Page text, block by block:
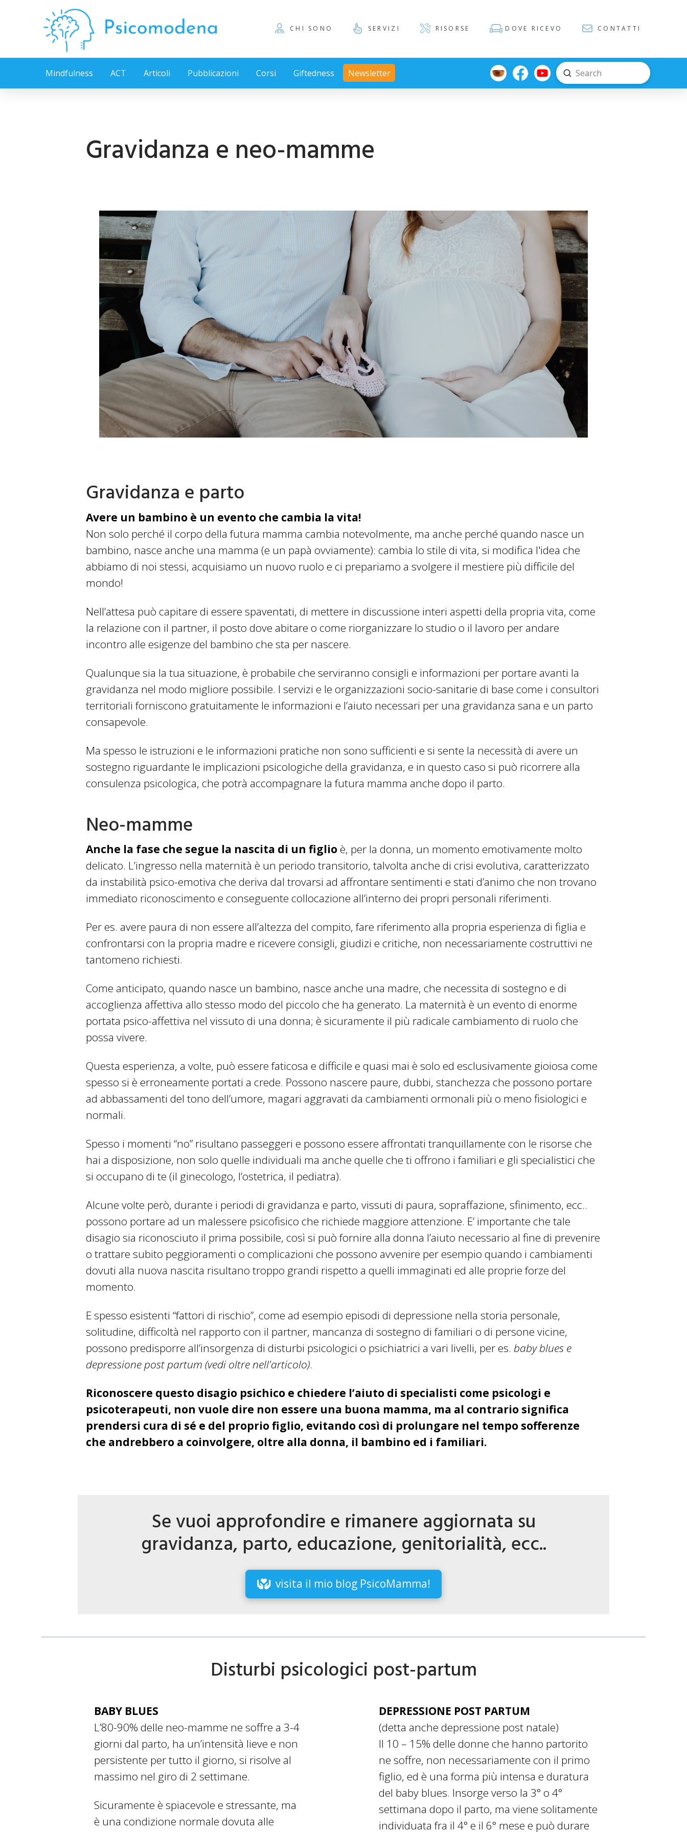
CHI SONO SERVIZI RISORSE DOVE RICEVO CONTATTI
Mindfulness ACT Articoli Pubblicazioni Corsi Giftedness Newsletter
Search
Submit
Gravidanza e neo-mamme
Gravidanza e parto
Avere un bambino è un evento che cambia la vita!
Non solo perché il corpo della futura mamma cambia notevolmente, ma anche perché quando nasce un
bambino, nasce anche una mamma (e un papà ovviamente): cambia lo stile di vita, si modifica l'idea che
abbiamo di noi stessi, acquisiamo un nuovo ruolo e ci prepariamo a svolgere il mestiere più difficile del
mondo!
Nell’attesa può capitare di essere spaventati, di mettere in discussione interi aspetti della propria vita, come
la relazione con il partner, il posto dove abitare o come riorganizzare lo studio o il lavoro per andare
incontro alle esigenze del bambino che sta per nascere.
Qualunque sia la tua situazione, è probabile che serviranno consigli e informazioni per portare avanti la
gravidanza nel modo migliore possibile. I servizi e le organizzazioni socio-sanitarie di base come i consultori
territoriali forniscono gratuitamente le informazioni e l’aiuto necessari per una gravidanza sana e un parto
consapevole.
Ma spesso le istruzioni e le informazioni pratiche non sono sufficienti e si sente la necessità di avere un
sostegno riguardante le implicazioni psicologiche della gravidanza, e in questo caso si può ricorrere alla
consulenza psicologica, che potrà accompagnare la futura mamma anche dopo il parto.
Neo-mamme
Anche la fase che segue la nascita di un figlioè, per la donna, un momento emotivamente molto
delicato. L’ingresso nella maternità è un periodo transitorio, talvolta anche di crisi evolutiva, caratterizzato
da instabilità psico-emotiva che deriva dal trovarsi ad affrontare sentimenti e stati d’animo che non trovano
immediato riconoscimento e conseguente collocazione all’interno dei propri personali riferimenti.
Per es. avere paura di non essere all’altezza del compito, fare riferimento alla propria esperienza di figlia e
confrontarsi con la propria madre e ricevere consigli, giudizi e critiche, non necessariamente costruttivi ne
tantomeno richiesti.
Come anticipato, quando nasce un bambino, nasce anche una madre, che necessita di sostegno e di
accoglienza affettiva allo stesso modo del piccolo che ha generato. La maternità è un evento di enorme
portata psico-affettiva nel vissuto di una donna; è sicuramente il più radicale cambiamento di ruolo che
possa vivere.
Questa esperienza, a volte, può essere faticosa e difficile e quasi mai è solo ed esclusivamente gioiosa come
spesso si è erroneamente portati a crede. Possono nascere paure, dubbi, stanchezza che possono portare
ad abbassamenti del tono dell’umore, magari aggravati da cambiamenti ormonali più o meno fisiologici e
normali.
Spesso i momenti “no” risultano passeggeri e possono essere affrontati tranquillamente con le risorse che
hai a disposizione, non solo quelle individuali ma anche quelle che ti offrono i familiari e gli specialistici che
si occupano di te (il ginecologo, l’ostetrica, il pediatra).
Alcune volte però, durante i periodi di gravidanza e parto, vissuti di paura, sopraffazione, sfinimento, ecc..
possono portare ad un malessere psicofisico che richiede maggiore attenzione. E’ importante che tale
disagio sia riconosciuto il prima possibile, così si può fornire alla donna l’aiuto necessario al fine di prevenire
o trattare subito peggioramenti o complicazioni che possono avvenire per esempio quando i cambiamenti
dovuti alla nuova nascita risultano troppo grandi rispetto a quelli immaginati ed alle proprie forze del
momento.
E spesso esistenti “fattori di rischio”, come ad esempio episodi di depressione nella storia personale,
solitudine, difficoltà nel rapporto con il partner, mancanza di sostegno di familiari o di persone vicine,
possono predisporre all’insorgenza di disturbi psicologici o psichiatrici a vari livelli, per es. baby blues e
depressione post partum (vedi oltre nell'articolo).
Riconoscere questo disagio psichico e chiedere l’aiuto di specialisti come psicologi e
psicoterapeuti, non vuole dire non essere una buona mamma, ma al contrario significa
prendersi cura di sé e del proprio figlio, evitando così di prolungare nel tempo sofferenze
che andrebbero a coinvolgere, oltre alla donna, il bambino ed i familiari.
Se vuoi approfondire e rimanere aggiornata su
gravidanza, parto, educazione, genitorialità, ecc..
visita il mio blog PsicoMamma!
Disturbi psicologici post-partum
BABY BLUES
L’80-90% delle neo-mamme ne soffre a 3-4
giorni dal parto, ha un’intensità lieve e non
persistente per tutto il giorno, si risolve al
massimo nel giro di 2 settimane.
Sicuramente è spiacevole e stressante, ma
è una condizione normale dovuta alle
DEPRESSIONE POST PARTUM
(detta anche depressione post natale)
Il 10 – 15% delle donne che hanno partorito
ne soffre, non necessariamente con il primo
figlio, ed è una forma più intensa e duratura
del baby blues. Insorge verso la 3° o 4°
settimana dopo il parto, ma viene solitamente
individuata fra il 4° e il 6° mese e può durare